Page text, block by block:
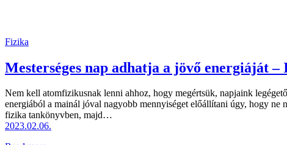
Fizika
Mesterséges nap adhatja a jövő energiáját
Nem kell atomfizikusnak lenni ahhoz, hogy megértsük, napjaink
energiából a mainál jóval nagyobb mennyiséget előállítani úgy, hogy
fizika tankönyvben, majd…
2023.02.06.